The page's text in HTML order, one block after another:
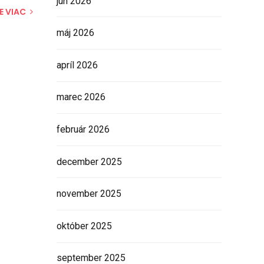
VIAC
máj 2026
apríl 2026
marec 2026
február 2026
december 2025
november 2025
október 2025
september 2025